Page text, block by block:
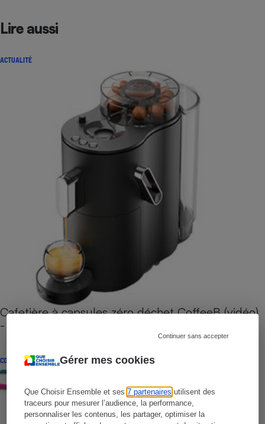
Gérer mes cookies
Que Choisir Ensemble et ses7 partenaires utilisent des
traceurs pour mesurer l’audience, la performance,
personnaliser les contenus, les partager, optimiser la
Continuer sans accepter
Lire aussi
ACTUALITÉ
Cafetière à capsules zéro déchet CoffeeB (vidéo)
- Premières impressions
CONSEILS